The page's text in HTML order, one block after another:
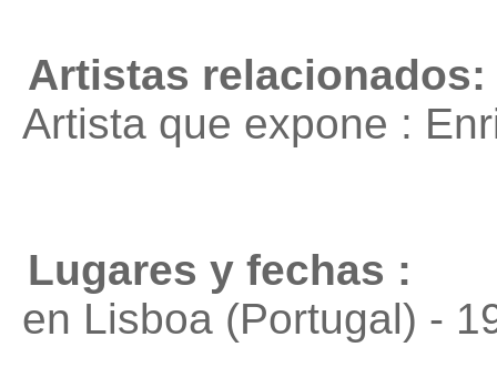
Artistas relacionados:
Artista que expone :
Lugares y fechas :
en Lisboa (Portugal) -